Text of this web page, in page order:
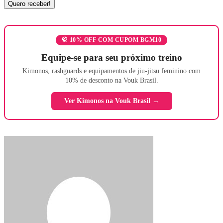
🥋 10% OFF COM CUPOM BGM10
Equipe-se para seu próximo treino
Kimonos, rashguards e equipamentos de jiu-jitsu feminino com
10% de desconto na Vouk Brasil.
Ver Kimonos na Vouk Brasil →